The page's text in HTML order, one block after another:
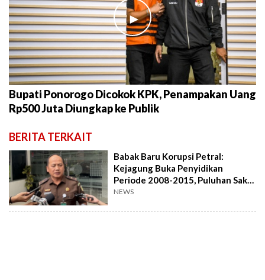
►
Bupati Ponorogo Dicokok KPK, Penampakan Uang
Rp500 Juta Diungkap ke Publik
BERITA TERKAIT
Babak Baru Korupsi Petral:
Kejagung Buka Penyidikan
Periode 2008-2015, Puluhan Saksi
Diperiksa
NEWS